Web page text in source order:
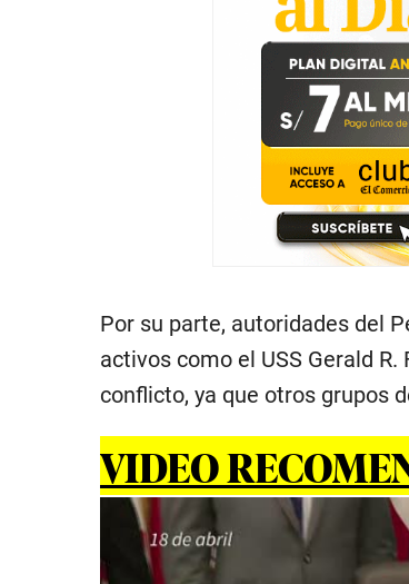
Por su parte, autoridades del
activos como el USS Gerald
conflicto, ya que otros grupos
VIDEO